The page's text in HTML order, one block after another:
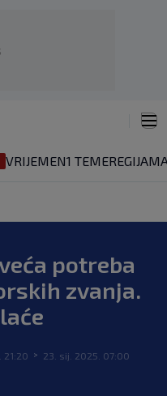
VRIJEMEN1 TEMEREGIJA
potreba
zvanja.
21:20 > 23. sij. 2025. 07:00